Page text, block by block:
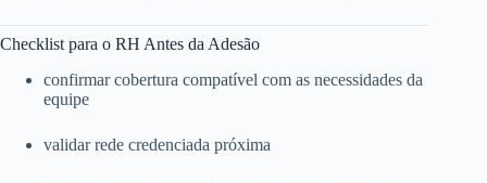
Checklist para o RH Antes da Adesão
confirmar cobertura compatível com as necessidades da
equipe
validar rede credenciada próxima